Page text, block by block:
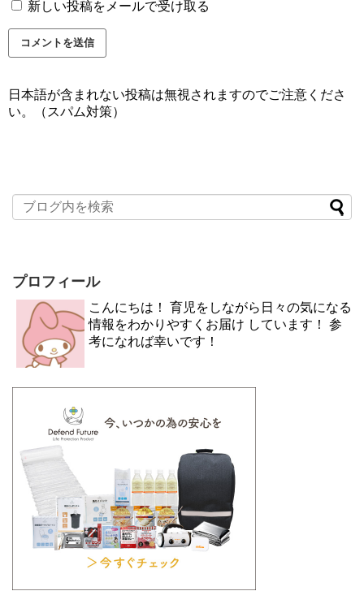
新しい投稿をメールで受け取る
日本語が含まれない投稿は無視されますのでご注意くださ
い。（スパム対策）
プロフィール
こんにちは！ 育児をしながら日々の気になる
情報をわかりやすくお届け しています！ 参
考になれば幸いです！